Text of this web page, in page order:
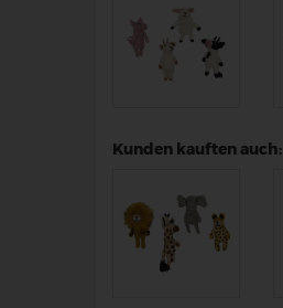
Kunden kauften auch: